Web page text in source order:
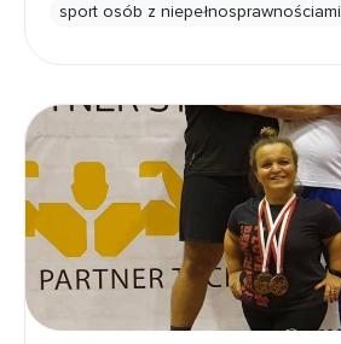
sport osób z niepełnosprawnościami